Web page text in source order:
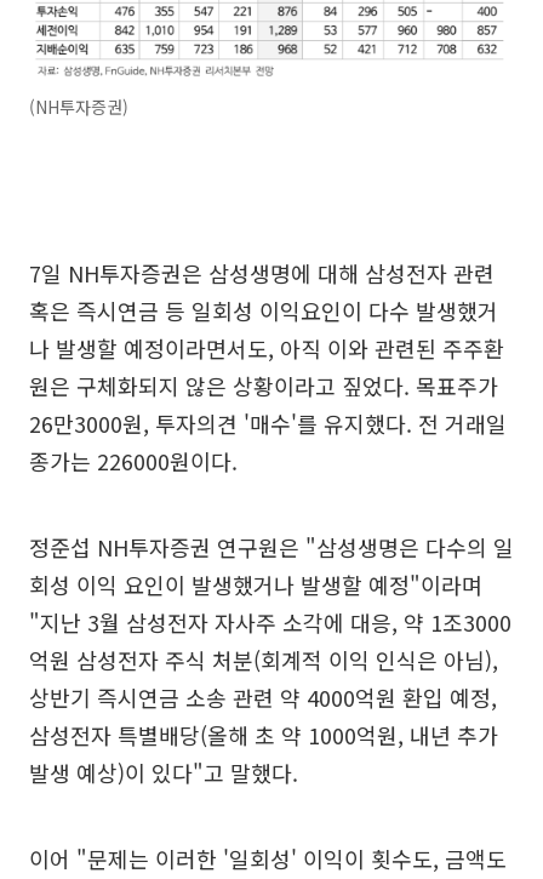
(NH투자증권)
7일 NH투자증권은 삼성생명에 대해 삼성전자 관련
혹은 즉시연금 등 일회성 이익요인이 다수 발생했거
나 발생할 예정이라면서도, 아직 이와 관련된 주주환
원은 구체화되지 않은 상황이라고 짚었다. 목표주가
26만3000원, 투자의견 '매수'를 유지했다. 전 거래일
종가는 226000원이다.
정준섭 NH투자증권 연구원은 "삼성생명은 다수의 일
회성 이익 요인이 발생했거나 발생할 예정"이라며
"지난 3월 삼성전자 자사주 소각에 대응, 약 1조3000
억원 삼성전자 주식 처분(회계적 이익 인식은 아님),
상반기 즉시연금 소송 관련 약 4000억원 환입 예정,
삼성전자 특별배당(올해 초 약 1000억원, 내년 추가
발생 예상)이 있다"고 말했다.
이어 "문제는 이러한 '일회성' 이익이 횟수도, 금액도